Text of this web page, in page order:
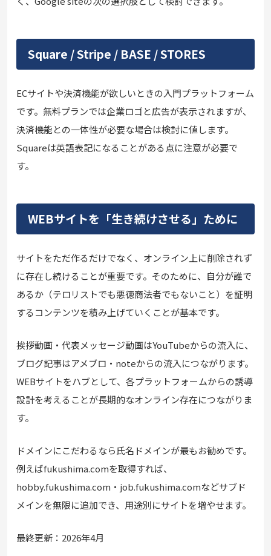
Square / Stripe / BASE / STORES
ECサイトや決済機能が欲しいときの入門プラットフォーム
です。無料プランでは企業ロゴと広告が表示されますが、
決済機能との一体性が必要な場合は検討に値します。
Squareは英語表記になることがある点に注意が必要で
す。
WEBサイトを「生き続けさせる」ために
サイトをただ作るだけでなく、オンライン上に削除されず
に存在し続けることが重要です。そのために、自分が誰で
あるか（テロリストでも悪徳商法者でもないこと）を証明
するコンテンツを積み上げていくことが基本です。
挨拶動画・代表メッセージ動画はYouTubeからの流入に、
ブログ記事はアメブロ・noteからの流入につながります。
WEBサイトをハブとして、各プラットフォームからの誘導
設計を考えることが長期的なオンライン存在につながりま
す。
ドメインにこだわるなら氏名ドメインが最もお勧めです。
例えばfukushima.comを取得すれば、
hobby.fukushima.com・job.fukushima.comなどサブド
メインを無限に追加でき、用途別にサイトを増やせます。
最終更新：2026年4月